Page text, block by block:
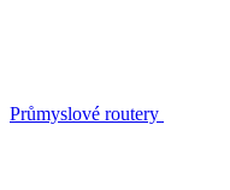
Průmyslové routery